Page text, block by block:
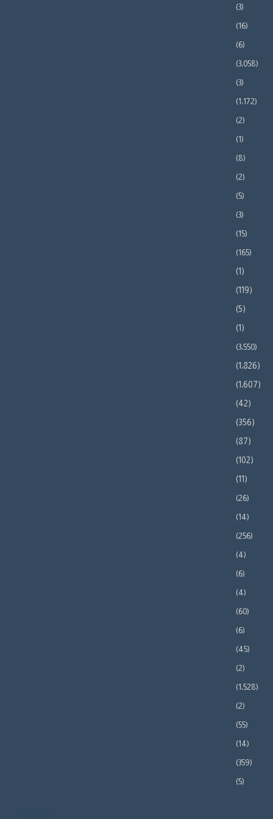
(3)
(16)
(6)
(3٬058)
(3)
(1٬172)
(2)
(1)
(8)
(2)
(5)
(3)
(15)
(165)
(1)
(119)
(5)
(1)
(3٬550)
(1٬826)
(1٬607)
(42)
(356)
(87)
(102)
(11)
(26)
(14)
(256)
(4)
(6)
(4)
(60)
(6)
(45)
(2)
(1٬528)
(2)
(55)
(14)
(359)
(5)